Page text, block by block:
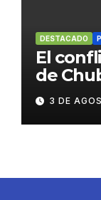
DESTACADO
El
de
3 DE